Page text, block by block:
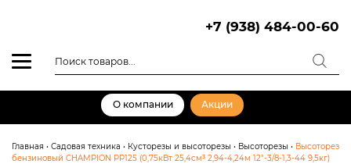
+7 (938) 484-00-60
товаров
О компании Акции
Главная • Садовая техника • Кусторезы и высоторезы • Высоторезы • Высоторез
бензиновый CHAMPION PP125 (0,75кВт 25,4см³ 2,94-4,24м 12″-3/8-1,3-44 9,5кг)